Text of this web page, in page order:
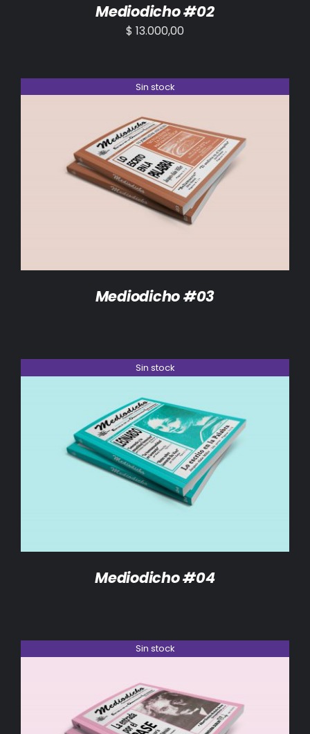
Mediodicho #02
$ 13.000,00
Sin stock
DETALLES
Mediodicho #03
Sin stock
DETALLES
Mediodicho #04
Sin stock